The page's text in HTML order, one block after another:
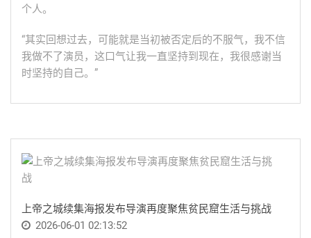
个人。
“其实回想过去，可能就是当初被否定后的不服气，我不信
我做不了演员，这口气让我一直坚持到现在，我很感谢当
时坚持的自己。”
上帝之城续集海报发布导演再度聚焦贫民窟生活与挑战
2026-06-01 02:13:52